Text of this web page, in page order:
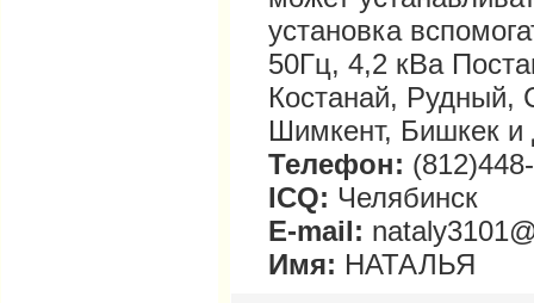
установка
50Гц, 4,2 кВа
Костанай, Рудный,
Шимкент, Бишкек и
Телефон:
ICQ: Челябинск
E-mail:
Имя: НАТАЛЬЯ